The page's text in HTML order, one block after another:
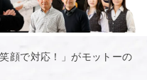
顔で対応！」がモットーの